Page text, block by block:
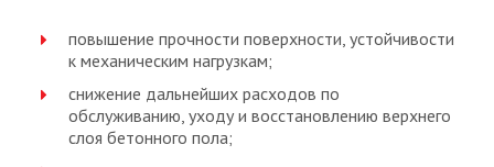
повышение прочности поверхности, устойчивости
к механическим нагрузкам;
снижение дальнейших расходов по
обслуживанию, уходу и восстановлению верхнего
слоя бетонного пола;